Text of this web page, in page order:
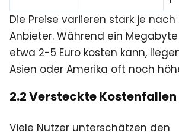
Die Preise variieren stark je
Anbieter. Während ein
etwa 2-5 Euro kosten kann,
Asien oder Amerika oft noch
2.2 Versteckte
Viele Nutzer unterschätzen den